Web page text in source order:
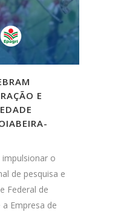
E
o
de pesquisa e
Federal de
a Empresa de